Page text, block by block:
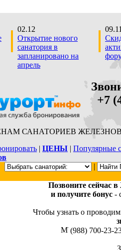
02.12
Открытие нового
санатория в
запланировано на
апрель
+7
САНАТОРИЕВ
| ЦЕНЫ | Популярные
|
Позвоните сейчас
и получите бонус-
Чтобы узнать о
(988) 700-23-